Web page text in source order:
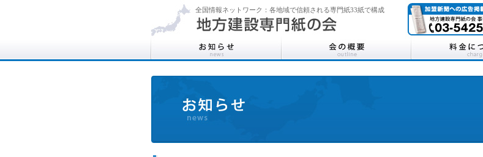
全国情報ネットワーク：各地域で信頼される専門紙33紙で構成